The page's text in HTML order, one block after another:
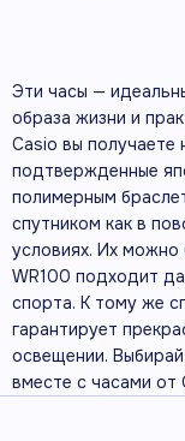
Эти часы —
образа жизни и
Casio вы получаете
подтвержденные
полимерным
спутником как в
условиях. Их можно
WR100 подходит
спорта. К тому же
гарантирует
освещении.
вместе с часами от